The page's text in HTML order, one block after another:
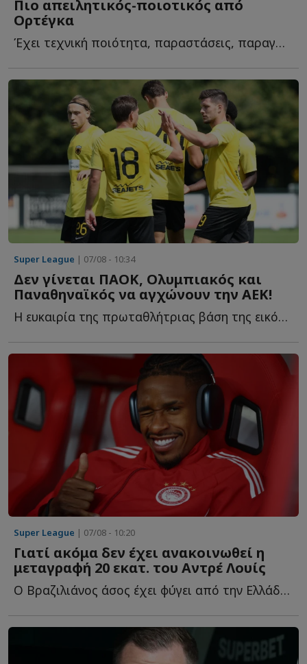
Πιο απειλητικός-ποιοτικός από
Ορτέγκα
Έχει τεχνική ποιότητα, παραστάσεις, παραγωγή σε γκολ κ...
Super League | 07/08 - 10:34
Δεν γίνεται ΠΑΟΚ, Ολυμπιακός και
Παναθηναϊκός να αγχώνουν την ΑΕΚ!
Η ευκαιρία της πρωταθλήτριας βάση της εικόνας των αντιπάλων τ...
Super League | 07/08 - 10:20
Γιατί ακόμα δεν έχει ανακοινωθεί η
μεταγραφή 20 εκατ. του Αντρέ Λουίς
Ο Βραζιλιάνος άσος έχει φύγει από την Ελλάδα και τον Ο...